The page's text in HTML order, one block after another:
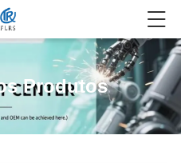
Produtos